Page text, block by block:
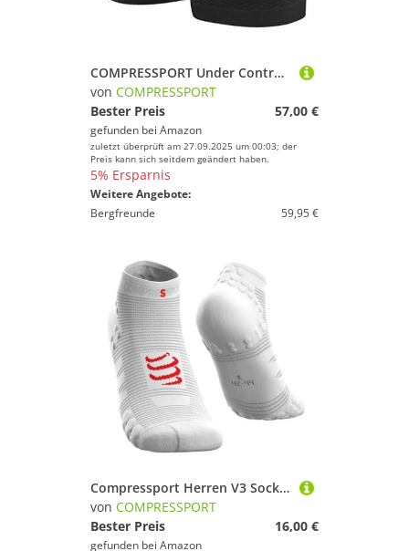
COMPRESSPORT Under Control Quad Zwart
von COMPRESSPORT
Bester Preis
57,00 €
gefunden bei Amazon
zuletzt überprüft am 27.09.2025 um 00:03; der
Preis kann sich seitdem geändert haben.
5% Ersparnis
Weitere Angebote:
Bergfreunde
59,95 €
Compressport Herren V3 Sock Low Laufsocke Tief, Weiß, T4
von COMPRESSPORT
Bester Preis
16,00 €
gefunden bei Amazon